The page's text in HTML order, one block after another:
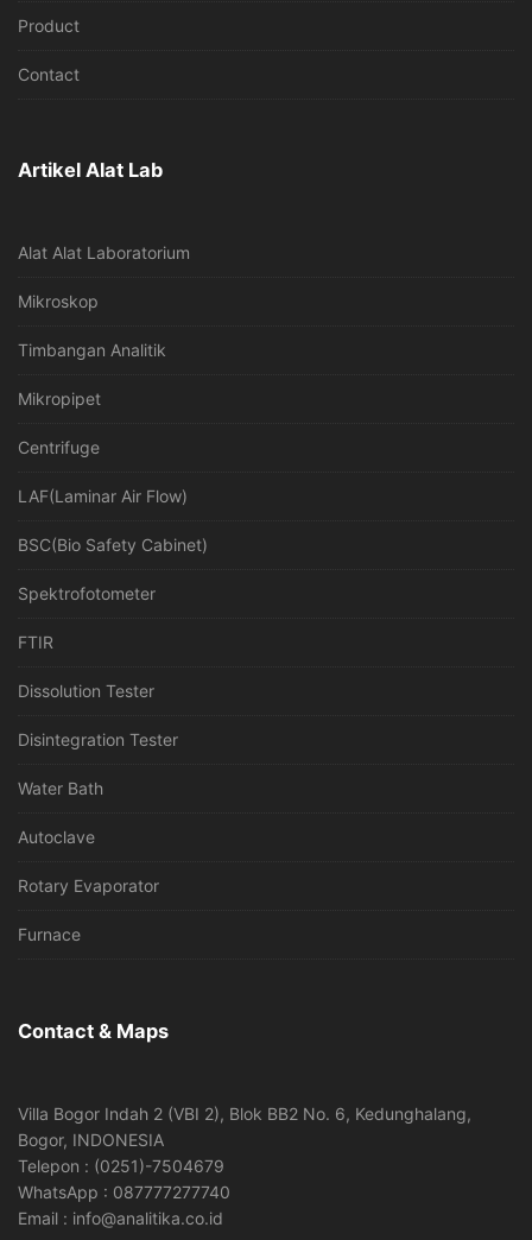
Product
Contact
Artikel Alat Lab
Alat Alat Laboratorium
Mikroskop
Timbangan Analitik
Mikropipet
Centrifuge
LAF(Laminar Air Flow)
BSC(Bio Safety Cabinet)
Spektrofotometer
FTIR
Dissolution Tester
Disintegration Tester
Water Bath
Autoclave
Rotary Evaporator
Furnace
Contact & Maps
Villa Bogor Indah 2 (VBI 2), Blok BB2 No. 6, Kedunghalang,
Bogor, INDONESIA
Telepon : (0251)-7504679
WhatsApp : 087777277740
Email : info@analitika.co.id